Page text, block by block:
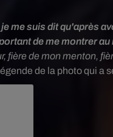
me suis dit qu'après
de me montrer au
fière de mon menton,
de la photo qui a